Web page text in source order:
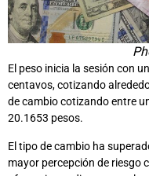
El peso inicia la sesión con
centavos, cotizando
de cambio cotizando entre
20.1653 pesos.
El tipo de cambio ha
mayor percepción de riesgo